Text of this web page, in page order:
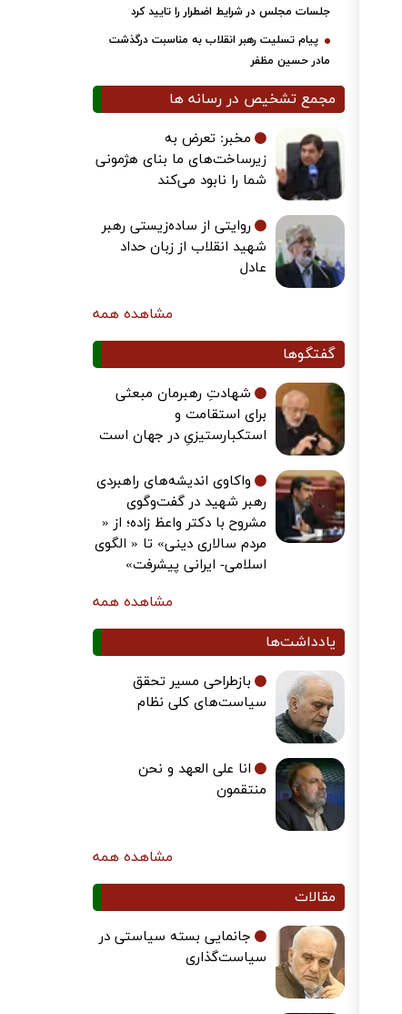
جلسات مجلس در شرایط اضطرار را تایید کرد
پیام تسلیت رهبر انقلاب به مناسبت درگذشت
مادر حسین مظفر
مجمع تشخیص در رسانه ها
مخبر: تعرض به
زیرساخت‌های ما بنای هژمونی
شما را نابود می‌کند
روایتی از ساده‌زیستی رهبر
شهید انقلاب از زبان حداد
عادل
مشاهده همه
گفتگوها
شهادتِ رهبرمان مبعثی
برای استقامت و
استکبارستیزیِ در جهان است
واکاوی اندیشه‌های راهبردی
رهبر شهید در گفت‌وگوی
مشروح با دکتر واعظ زاده؛ از «
مردم سالاری دینی» تا « الگوی
اسلامی- ایرانی پیشرفت»
مشاهده همه
یادداشت‌ها
بازطراحی مسیر تحقق
سیاست‌های کلی نظام
انا علی العهد و نحن
منتقمون
مشاهده همه
مقالات
جانمایی بسته سیاستی در
سیاست‌گذاری